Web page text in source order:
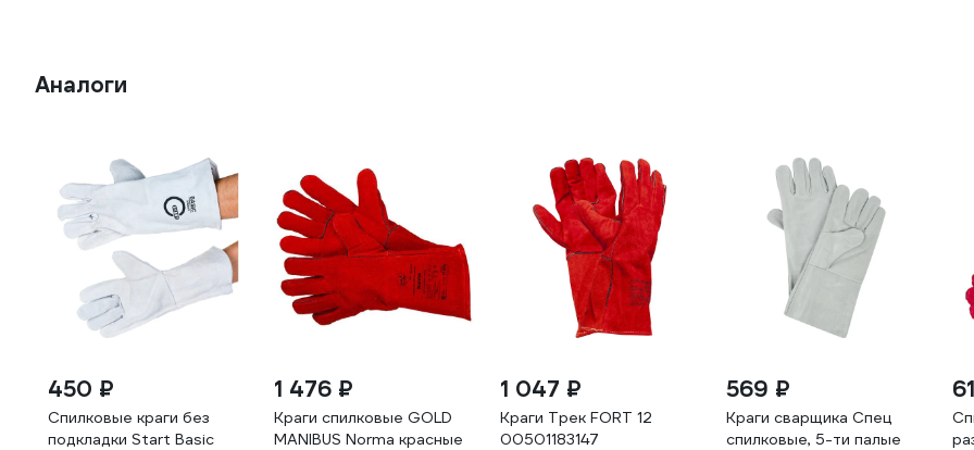
Аналоги
450 ₽
Спилковые краги без
подкладки Start Basic
1 476 ₽
Краги спилковые GOLD
MANIBUS Norma красные
1 047 ₽
Краги Трек FORT 12
00501183147
569 ₽
Краги сварщика Спец
спилковые, 5-ти палые